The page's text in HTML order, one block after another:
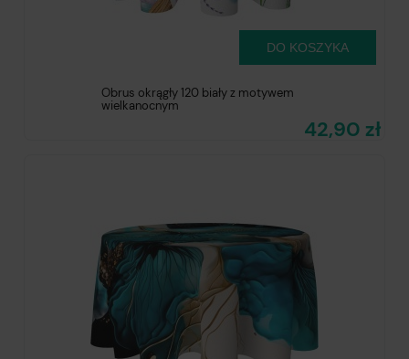
Obrus okrągły 120 biały z motywem
wielkanocnym
42,90 zł
DO KOSZYKA